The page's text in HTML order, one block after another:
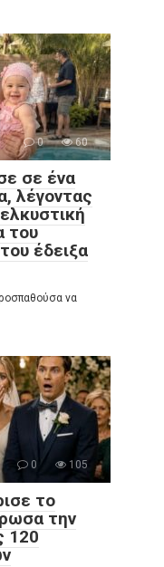
0 60
σε ένα
λέγοντας
του
έδειξα
να
0 105
το
την
120